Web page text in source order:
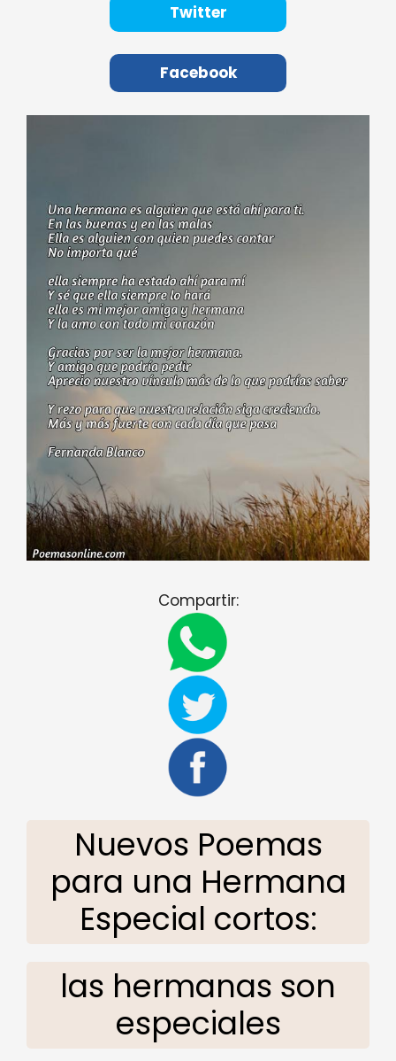
Twitter
Facebook
Compartir:
Nuevos Poemas
para una Hermana
Especial cortos:
las hermanas son
especiales